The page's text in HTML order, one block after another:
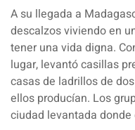
A su llegada a
descalzos viviendo en
tener una vida digna.
lugar, levantó casillas
casas de ladrillos de
ellos producían. Los
ciudad levantada